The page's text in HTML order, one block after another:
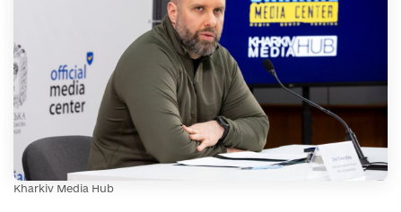
Kharkiv Media Hub